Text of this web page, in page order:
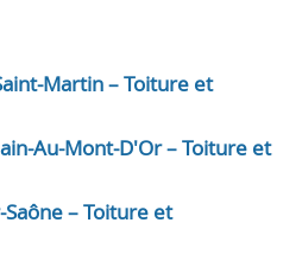
Martin – Toiture et
Au-Mont-D'Or – Toiture et
– Toiture et